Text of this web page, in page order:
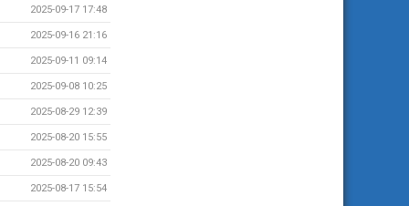
2025-09-17 17:48
2025-09-16 21:16
2025-09-11 09:14
2025-09-08 10:25
2025-08-29 12:39
2025-08-20 15:55
2025-08-20 09:43
2025-08-17 15:54